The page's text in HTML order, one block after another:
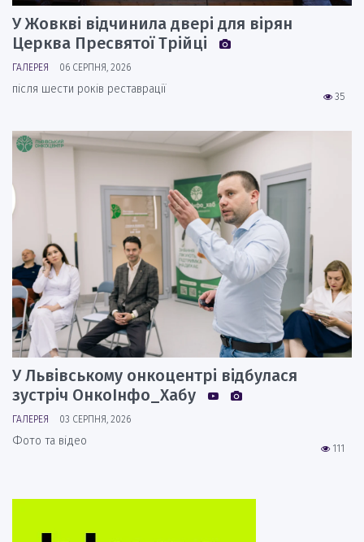
У Жовкві відчинила двері для вірян
Церква Пресвятої Трійці
ГАЛЕРЕЯ 06 СЕРПНЯ, 2026
35
після шести років реставрації
У Львівському онкоцентрі відбулася
зустріч ОнкоІнфо_Хабу
ГАЛЕРЕЯ 03 СЕРПНЯ, 2026
111
Фото та відео